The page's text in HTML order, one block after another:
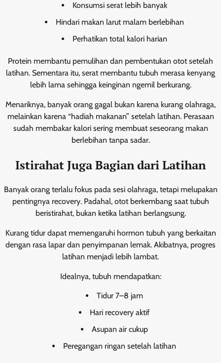
Konsumsi serat lebih banyak
Hindari makan larut malam berlebihan
Perhatikan total kalori harian
Protein membantu pemulihan dan pembentukan otot setelah
latihan. Sementara itu, serat membantu tubuh merasa kenyang
lebih lama sehingga keinginan ngemil berkurang.
Menariknya, banyak orang gagal bukan karena kurang olahraga,
melainkan karena “hadiah makanan” setelah latihan. Perasaan
sudah membakar kalori sering membuat seseorang makan
berlebihan tanpa sadar.
Istirahat Juga Bagian dari Latihan
Banyak orang terlalu fokus pada sesi olahraga, tetapi melupakan
pentingnya recovery. Padahal, otot berkembang saat tubuh
beristirahat, bukan ketika latihan berlangsung.
Kurang tidur dapat memengaruhi hormon tubuh yang berkaitan
dengan rasa lapar dan penyimpanan lemak. Akibatnya, progres
latihan menjadi lebih lambat.
Idealnya, tubuh mendapatkan:
Tidur 7–8 jam
Hari recovery aktif
Asupan air cukup
Peregangan ringan setelah latihan